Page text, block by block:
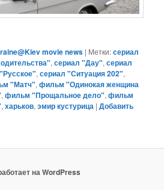
movie news | Метки:сериал
,сериал "Дау",сериал
,сериал "Ситуация 202",
"Матч",фильм "Одинокая женщина
,фильм "Прощальное дело",фильм
,харьков,эмир кустурица |Добавить
на WordPress